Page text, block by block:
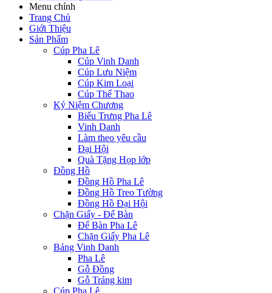
Menu chính
Trang Chủ
Giới Thiệu
Sản Phẩm
Cúp Pha Lê
Cúp Vinh Danh
Cúp Lưu Niệm
Cúp Kim Loại
Cúp Thể Thao
Kỷ Niệm Chương
Biểu Trưng Pha Lê
Vinh Danh
Làm theo yêu cầu
Đại Hội
Quà Tặng Họp lớp
Đồng Hồ
Đồng Hồ Pha Lê
Đồng Hồ Treo Tường
Đồng Hồ Đại Hội
Chặn Giấy - Để Bàn
Để Bàn Pha Lê
Chặn Giấy Pha Lê
Bảng Vinh Danh
Pha Lê
Gỗ Đồng
Gỗ Tráng kim
Cúp Pha Lê